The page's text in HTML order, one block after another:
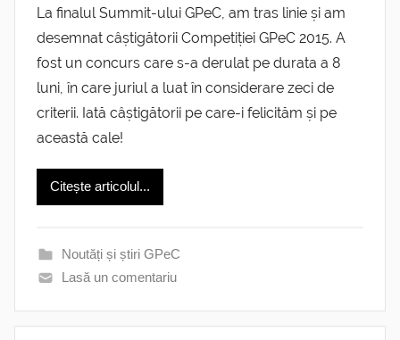
La finalul Summit-ului GPeC, am tras linie și am
desemnat câștigătorii Competiției GPeC 2015. A
fost un concurs care s-a derulat pe durata a 8
luni, în care juriul a luat în considerare zeci de
criterii. Iată câștigătorii pe care-i felicităm și pe
această cale!
Citește articolul...
Noutăți și știri GPeC
Lasă un comentariu